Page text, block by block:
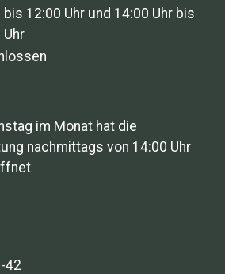
bis 12:00 Uhr und 14:00 Uhr bis
Uhr
im Monat hat die
nachmittags von 14:00 Uhr
42